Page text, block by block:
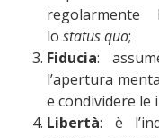
lo status quo;
Fiducia:
l’apertura
e condividere le
Libertà: è